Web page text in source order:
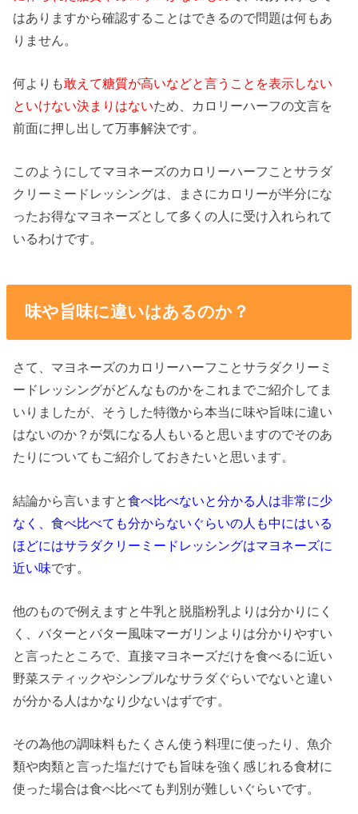
はありますから確認することはできるので問題は何もあ
りません。
何よりも敢えて糖質が高いなどと言うことを表示しない
といけない決まりはないため、カロリーハーフの文言を
前面に押し出して万事解決です。
このようにしてマヨネーズのカロリーハーフことサラダ
クリーミードレッシングは、まさにカロリーが半分にな
ったお得なマヨネーズとして多くの人に受け入れられて
いるわけです。
味や旨味に違いはあるのか？
さて、マヨネーズのカロリーハーフことサラダクリーミ
ードレッシングがどんなものかをこれまでご紹介してま
いりましたが、そうした特徴から本当に味や旨味に違い
はないのか？が気になる人もいると思いますのでそのあ
たりについてもご紹介しておきたいと思います。
結論から言いますと食べ比べないと分かる人は非常に少
なく、食べ比べても分からないぐらいの人も中にはいる
ほどにはサラダクリーミードレッシングはマヨネーズに
近い味です。
他のもので例えますと牛乳と脱脂粉乳よりは分かりにく
く、バターとバター風味マーガリンよりは分かりやすい
と言ったところで、直接マヨネーズだけを食べるに近い
野菜スティックやシンプルなサラダぐらいでないと違い
が分かる人はかなり少ないはずです。
その為他の調味料もたくさん使う料理に使ったり、魚介
類や肉類と言った塩だけでも旨味を強く感じれる食材に
使った場合は食べ比べても判別が難しいぐらいです。